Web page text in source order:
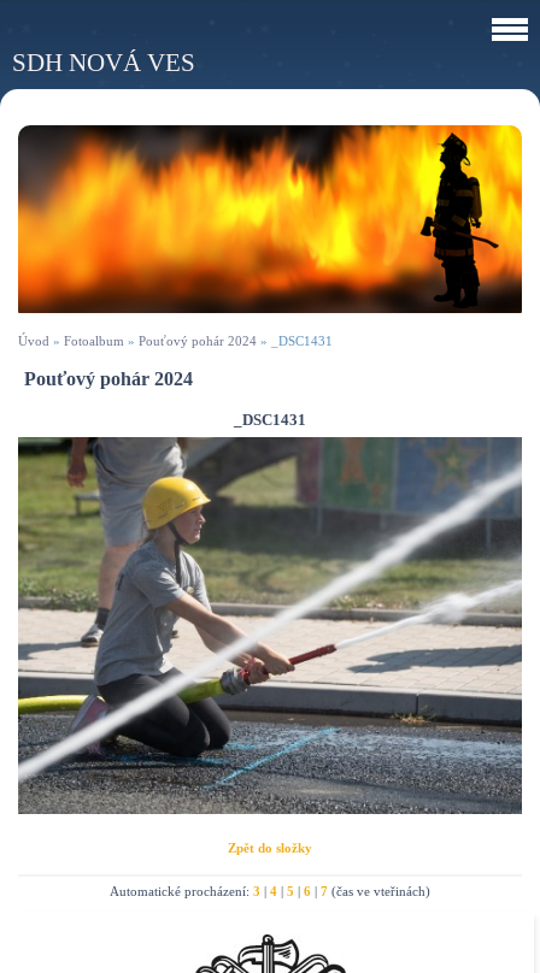
SDH NOVÁ VES
Úvod » Fotoalbum » Pouťový pohár 2024 » _DSC1431
Pouťový pohár 2024
_DSC1431
Zpět do složky
Automatické procházení: 3 4 5 6 7 (čas ve vteřinách)